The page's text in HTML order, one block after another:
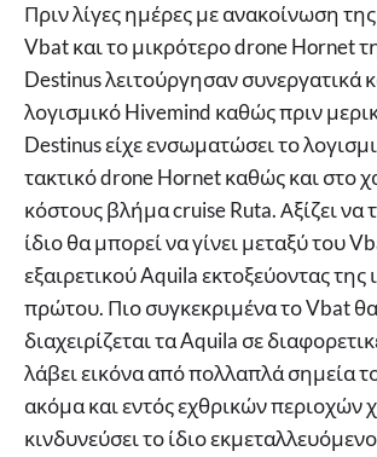
Πριν λίγες ημέρες με ανακοίνωση
Vbat και το μικρότερο drone Hornet
Destinus λειτούργησαν συνεργατικά
λογισμικό Hivemind καθώς πριν
Destinus είχε ενσωματώσει το
τακτικό drone Hornet καθώς και στο
κόστους βλήμα cruise Ruta. Αξίζει να
ίδιο θα μπορεί να γίνει μεταξύ του
εξαιρετικού Aquila εκτοξεύοντας της
πρώτου. Πιο συγκεκριμένα το Vbat
διαχειρίζεται τα Aquila σε
λάβει εικόνα από πολλαπλά σημεία
ακόμα και εντός εχθρικών περιοχών
κινδυνεύσει το ίδιο